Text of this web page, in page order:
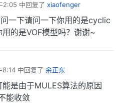
2:05 中回复了 xiaofenger
一下请问一下你用的是cyclic
的是VOF模型吗？谢谢~
8:14 中回复了 余正东
是由于MULES算法的原因
能收敛